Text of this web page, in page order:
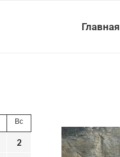
Главная
Вс
2